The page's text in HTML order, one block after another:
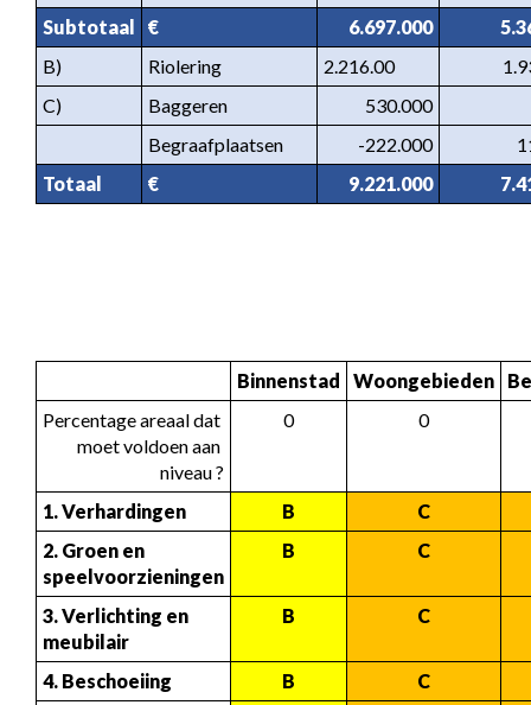
Subtotaal € 6.697.000
B)
Riolering 2.216.00
C)
Baggeren
530.000
Begraafplaatsen
-222.000
Totaal
€ 9.221.000
Binnenstad Woongebieden
Percentage areaal dat
moet voldoen aan
niveau ?
0 0
1. Verhardingen B
C
2. Groen en
speelvoorzieningen
B C
3. Verlichting en
meubilair
B C
4. Beschoeiing B
C